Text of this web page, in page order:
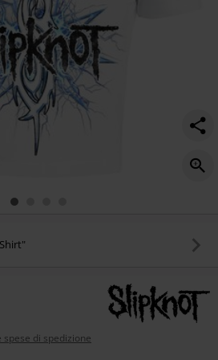
spese di spedizione